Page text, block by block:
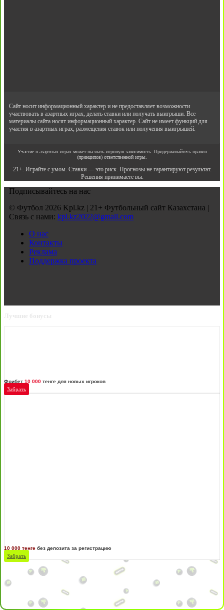
Сайт носит информационный характер и не предоставляет возможности
участвовать в азартных играх, делать ставки или получать выигрыши. Все
материалы сайта носят информационный характер. Сайт не имеет функций для
участия в азартных играх, размещения ставок или получения выигрышей.
Участие в азартных играх может вызвать игровую зависимость. Придерживайтесь правил
(принципов) ответственной игры.
21+. Играйте с умом. Ставки — это риск. Прогнозы не гарантируют результат.
Решения принимаете вы.
Подписывайтесь на нас
© Футбол 2026 Kpl.kz | 21+ Футбольный сайт Казахстана |
Связь с нами: kpl.kz2022@gmail.com
О нас
Контакты
Реклама
Поддержка проекта
Лучшие бонусы
Фрибет 10 000 тенге для новых игроков
Забрать
10 000 тенге без депозита за регистрацию
Забрать